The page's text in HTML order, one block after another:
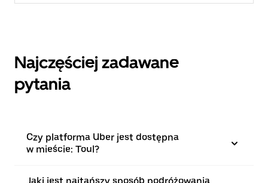
Najczęściej zadawane
pytania
Czy platforma Uber jest dostępna
w mieście: Toul?